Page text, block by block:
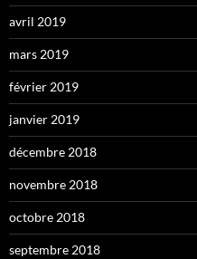
avril 2019
mars 2019
février 2019
janvier 2019
décembre 2018
novembre 2018
octobre 2018
septembre 2018